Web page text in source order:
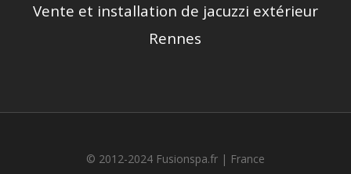
Vente et installation de jacuzzi extérieur
Rennes
© 2012-2024 Fusionspa.fr | France